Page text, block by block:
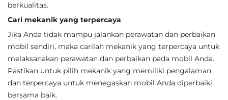
berkualitas.
Cari mekanik yang terpercaya
Jika Anda tidak mampu jalankan perawatan dan perbaikan
mobil sendiri, maka carilah mekanik yang terpercaya untuk
melaksanakan perawatan dan perbaikan pada mobil Anda.
Pastikan untuk pilih mekanik yang memiliki pengalaman
dan terpercaya untuk menegaskan mobil Anda diperbaiki
bersama baik.